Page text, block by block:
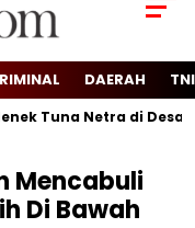
DAERAH
Netra di Desa
Mencabuli
Di Bawah